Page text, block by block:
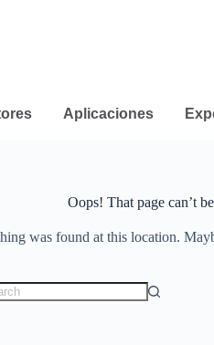
Aplicaciones
Oops! That page can’t
was found at this location.